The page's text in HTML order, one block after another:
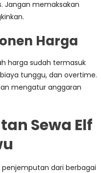
Jangan memaksakan
Harga
harga sudah termasuk
biaya tunggu, dan overtime.
mengatur anggaran
Sewa Elf
dari berbagai